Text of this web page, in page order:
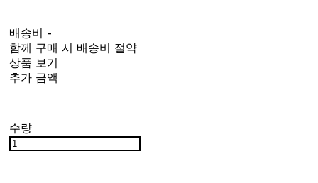
배송비 -
함께 구매 시 배송비 절약
상품 보기
추가 금액
수량